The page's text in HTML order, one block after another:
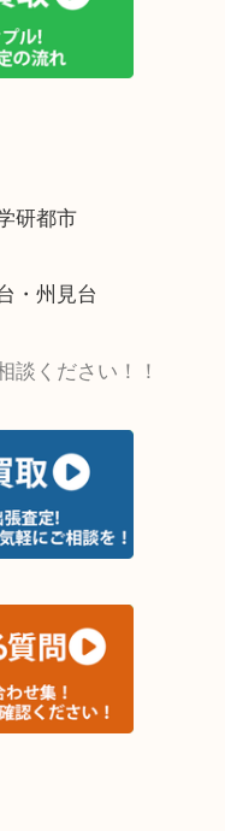
傾向です。
からのご依頼も大歓
学研都市
台・州見台
談ください！！